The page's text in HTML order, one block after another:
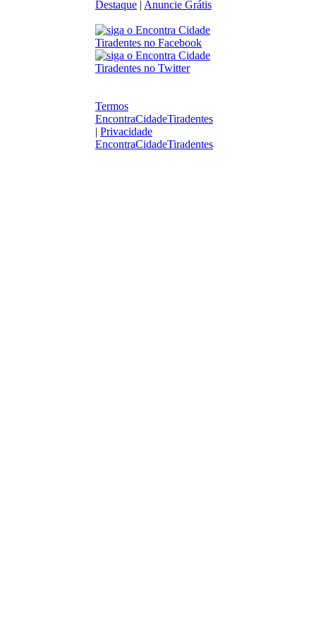
Destaque | Anuncie Grátis
Termos
EncontraCidadeTiradentes
| Privacidade
EncontraCidadeTiradentes